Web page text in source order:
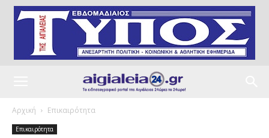
Αρχική Επικαιρότητα
Επικαιρότητα